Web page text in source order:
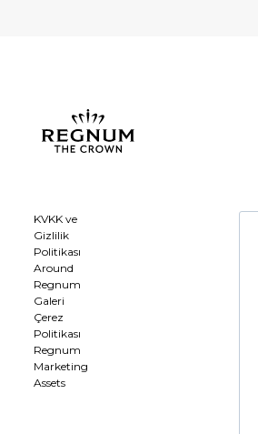
KVKK ve
Gizlilik
Politikası
Around
Regnum
Galeri
Çerez
Politikası
Regnum
Marketing
Assets